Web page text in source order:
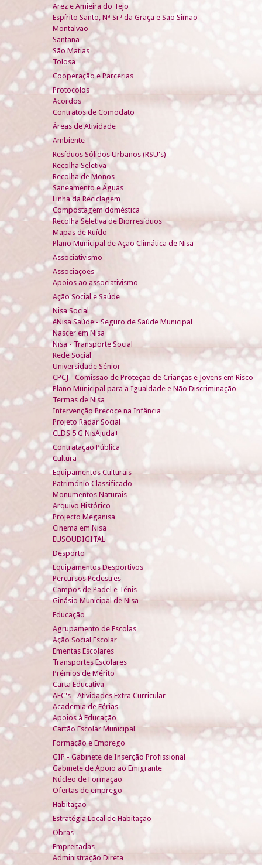
Arez e Amieira do Tejo
Espírito Santo, Nª Srª da Graça e São Simão
Montalvão
Santana
São Matias
Tolosa
Cooperação e Parcerias
Protocolos
Acordos
Contratos de Comodato
Áreas de Atividade
Ambiente
Resíduos Sólidos Urbanos (RSU's)
Recolha Seletiva
Recolha de Monos
Saneamento e Águas
Linha da Reciclagem
Compostagem doméstica
Recolha Seletiva de Biorresíduos
Mapas de Ruído
Plano Municipal de Ação Climática de Nisa
Associativismo
Associações
Apoios ao associativismo
Ação Social e Saúde
Nisa Social
éNisa Saúde - Seguro de Saúde Municipal
Nascer em Nisa
Nisa - Transporte Social
Rede Social
Universidade Sénior
CPCJ - Comissão de Proteção de Crianças e Jovens em Risco
Plano Municipal para a Igualdade e Não Discriminação
Termas de Nisa
Intervenção Precoce na Infância
Projeto Radar Social
CLDS 5 G NisAjuda+
Contratação Pública
Cultura
Equipamentos Culturais
Património Classificado
Monumentos Naturais
Arquivo Histórico
Projecto Meganisa
Cinema em Nisa
EUSOUDIGITAL
Desporto
Equipamentos Desportivos
Percursos Pedestres
Campos de Padel e Ténis
Ginásio Municipal de Nisa
Educação
Agrupamento de Escolas
Ação Social Escolar
Ementas Escolares
Transportes Escolares
Prémios de Mérito
Carta Educativa
AEC's - Atividades Extra Curricular
Academia de Férias
Apoios à Educação
Cartão Escolar Municipal
Formação e Emprego
GIP - Gabinete de Inserção Profissional
Gabinete de Apoio ao Emigrante
Núcleo de Formação
Ofertas de emprego
Habitação
Estratégia Local de Habitação
Obras
Empreitadas
Administração Direta